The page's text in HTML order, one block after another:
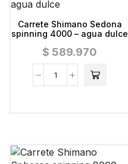
Carrete Shimano Sedona
spinning 4000 – agua dulce
$ 589.970